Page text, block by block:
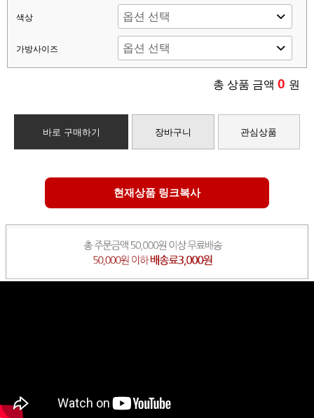
색상
가방사이즈
총 상품 금액 0 원
바로 구매하기 장바구니 관심상품
현재상품 링크복사